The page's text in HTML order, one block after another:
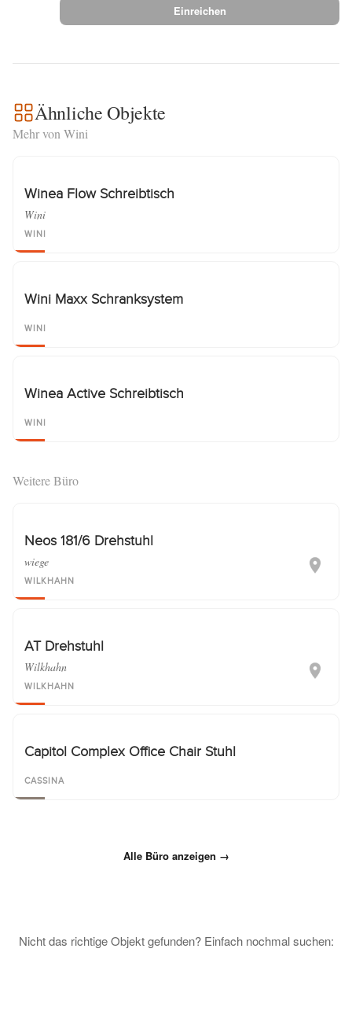
Einreichen
Ähnliche Objekte
Mehr von Wini
Winea Flow Schreibtisch
Wini
WINI
Wini Maxx Schranksystem
WINI
Winea Active Schreibtisch
WINI
Weitere Büro
Neos 181/6 Drehstuhl
wiege
WILKHAHN
AT Drehstuhl
Wilkhahn
WILKHAHN
Capitol Complex Office Chair Stuhl
CASSINA
Alle Büro anzeigen →
Nicht das richtige Objekt gefunden? Einfach nochmal suchen: